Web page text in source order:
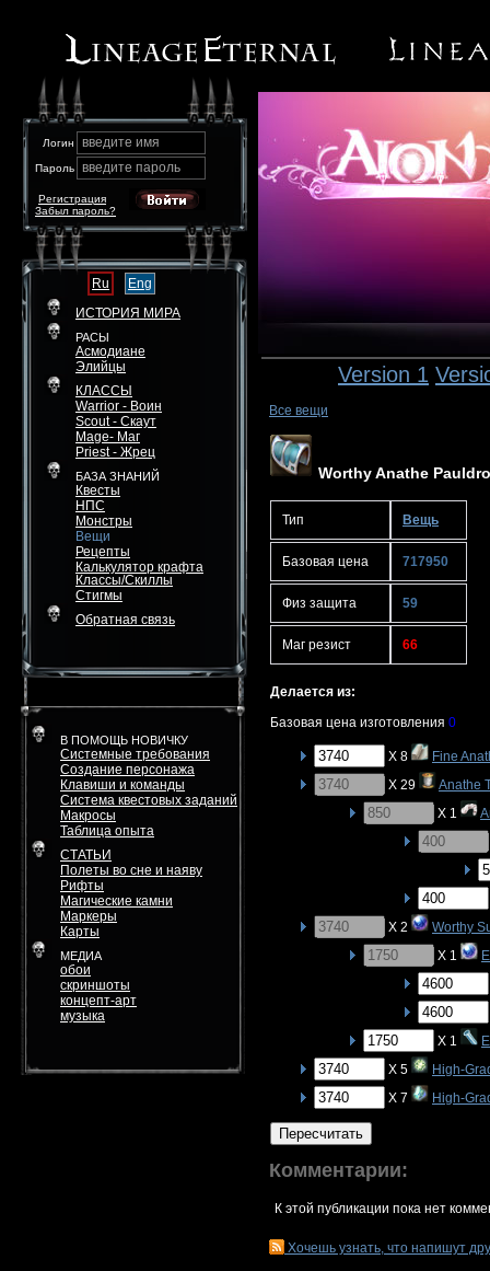
Логин введите имя
Пароль введите пароль
Забыл пароль?
Регистрация
Ru
Eng
ИСТОРИЯ МИРА
РАСЫ
Асмодиане
Элийцы
КЛАССЫ
Warrior - Воин
Scout - Скаут
Mage- Маг
Priest - Жрец
БАЗА ЗНАНИЙ
Квесты
НПС
Монстры
Вещи
Рецепты
Калькулятор крафта
Классы/Скиллы
Стигмы
Обратная связь
В ПОМОЩЬ НОВИЧКУ
Системные требования
Создание персонажа
Клавиши и команды
Система квестовых заданий
Макросы
Таблица опыта
СТАТЬИ
Полеты во сне и наяву
Рифты
Магические камни
Маркеры
Карты
МЕДИА
обои
скриншоты
концепт-арт
музыка
Version 1
Все вещи
Worthy Anathe
Тип Вещь
Базовая цена 717950
Физ защита 59
Маг резист 66
Делается из:
Базовая цена изготовления 0
X 8
Fine
X 29
Anathe
X 1
X 2
Worthy
X 1
X 1
X 5
High-
X 7
High-
Пересчитать
Комментарии:
К этой публикации пока нет
Хочешь узнать, что напишут